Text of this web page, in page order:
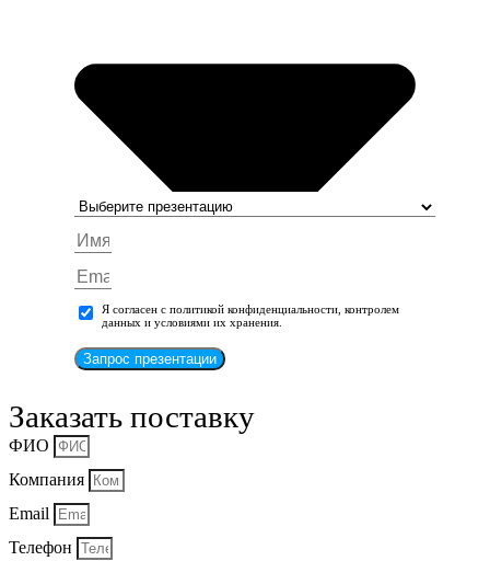
Я согласен с политикой конфиденциальности, контролем
данных и условиями их хранения.
Запрос презентации
Заказать поставку
ФИО
Компания
Email
Телефон